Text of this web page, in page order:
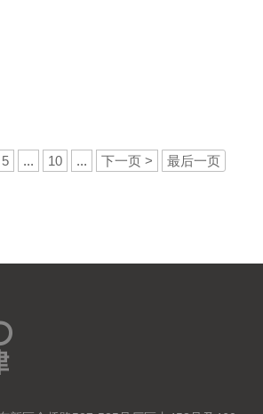
5 ... 10 ... 下一页 > 最后一页